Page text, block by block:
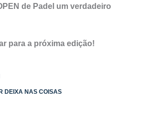
de Padel um verdadeiro
para a próxima edição!
DEIXA NAS COISAS